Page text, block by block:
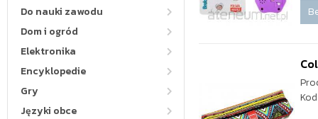
Do nauki zawodu
Dom i ogród
Elektronika
Encyklopedie
Gry
Języki obce